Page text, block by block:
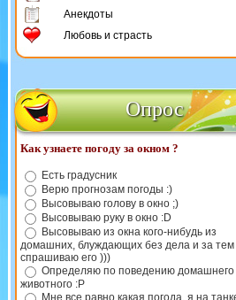
Анекдоты
Любовь и страсть
Опрос
Как узнаете погоду за окном ?
Есть градусник
Верю прогнозам погоды :)
Высовываю голову в окно ;)
Высовываю руку в окно :D
Высовываю из окна кого-нибудь из
домашних, блуждающих без дела и за тем
спрашиваю его )))
Определяю по поведению домашнего
животного :P
Мне все равно какая погода, я на